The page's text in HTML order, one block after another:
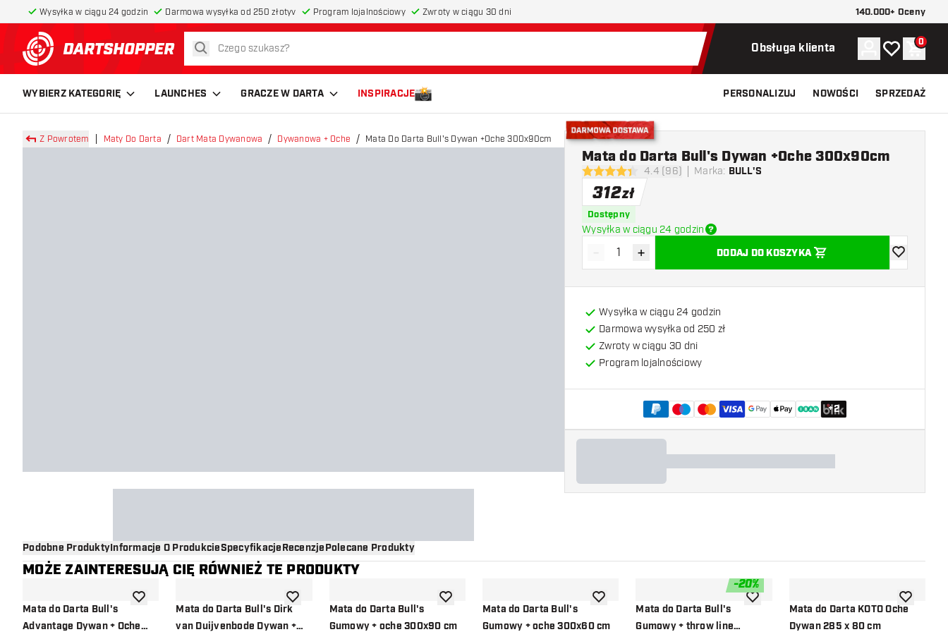
Wysyłka w ciągu 24 godzin Darmowa wysyłka od 250 złotyv Program lojalnościowy Zwroty w ciągu 30 dni 140.000+ Oceny
powrót do strony głównej
szukaj Obsługa klienta Konto
Moja listaKoszyk
0
WYBIERZ KATEGORIĘ LAUNCHES GRACZE W DARTA INSPIRACJE PERSONALIZUJ NOWOŚCI SPRZEDAŻ
Z Powrotem Maty Do Darta Dart Mata Dywanowa Dywanowa + Oche Mata Do Darta Bull's Dywan +Oche 300x90cm
Darmowa dostawa
4.4 gwiazdki oceny
4.4 (96) Marka: BULL'S
Mata do Darta Bull's Dywan +Oche 300x90cm
312zł
Dostępny
Wysyłka w ciągu 24 godzin
Zmniejsz ilość
- Zwiększ ilość
+ DODAJ DO KOSZYKA
dodaj do
Wysyłka w ciągu 24 godzin
Darmowa wysyłka od 250 zł
Zwroty w ciągu 30 dni
Program lojalnościowy
+2
Podobne ProduktyInformacje O ProdukcieSpecyfikacjeRecenzjePolecane Produkty
MOŻE ZAINTERESUJĄ CIĘ RÓWNIEŻ TE PRODUKTY
Mata do Darta Bull's
Advantage Dywan + Oche
dodaj do listy życzeń
Mata do Darta Bull's Dirk
van Duijvenbode Dywan +
dodaj do listy życzeńMata do Darta Bull's
Gumowy + oche 300x90 cm
dodaj do listy życzeń
Mata do Darta Bull's
Gumowy + oche 300x60 cm
dodaj do listy życzeń
-20%
Mata do Darta Bull's
Gumowy + throw line
dodaj do listy życzeń
Mata do Darta KOTO Oche
Dywan 285 x 80 cm
dodaj do